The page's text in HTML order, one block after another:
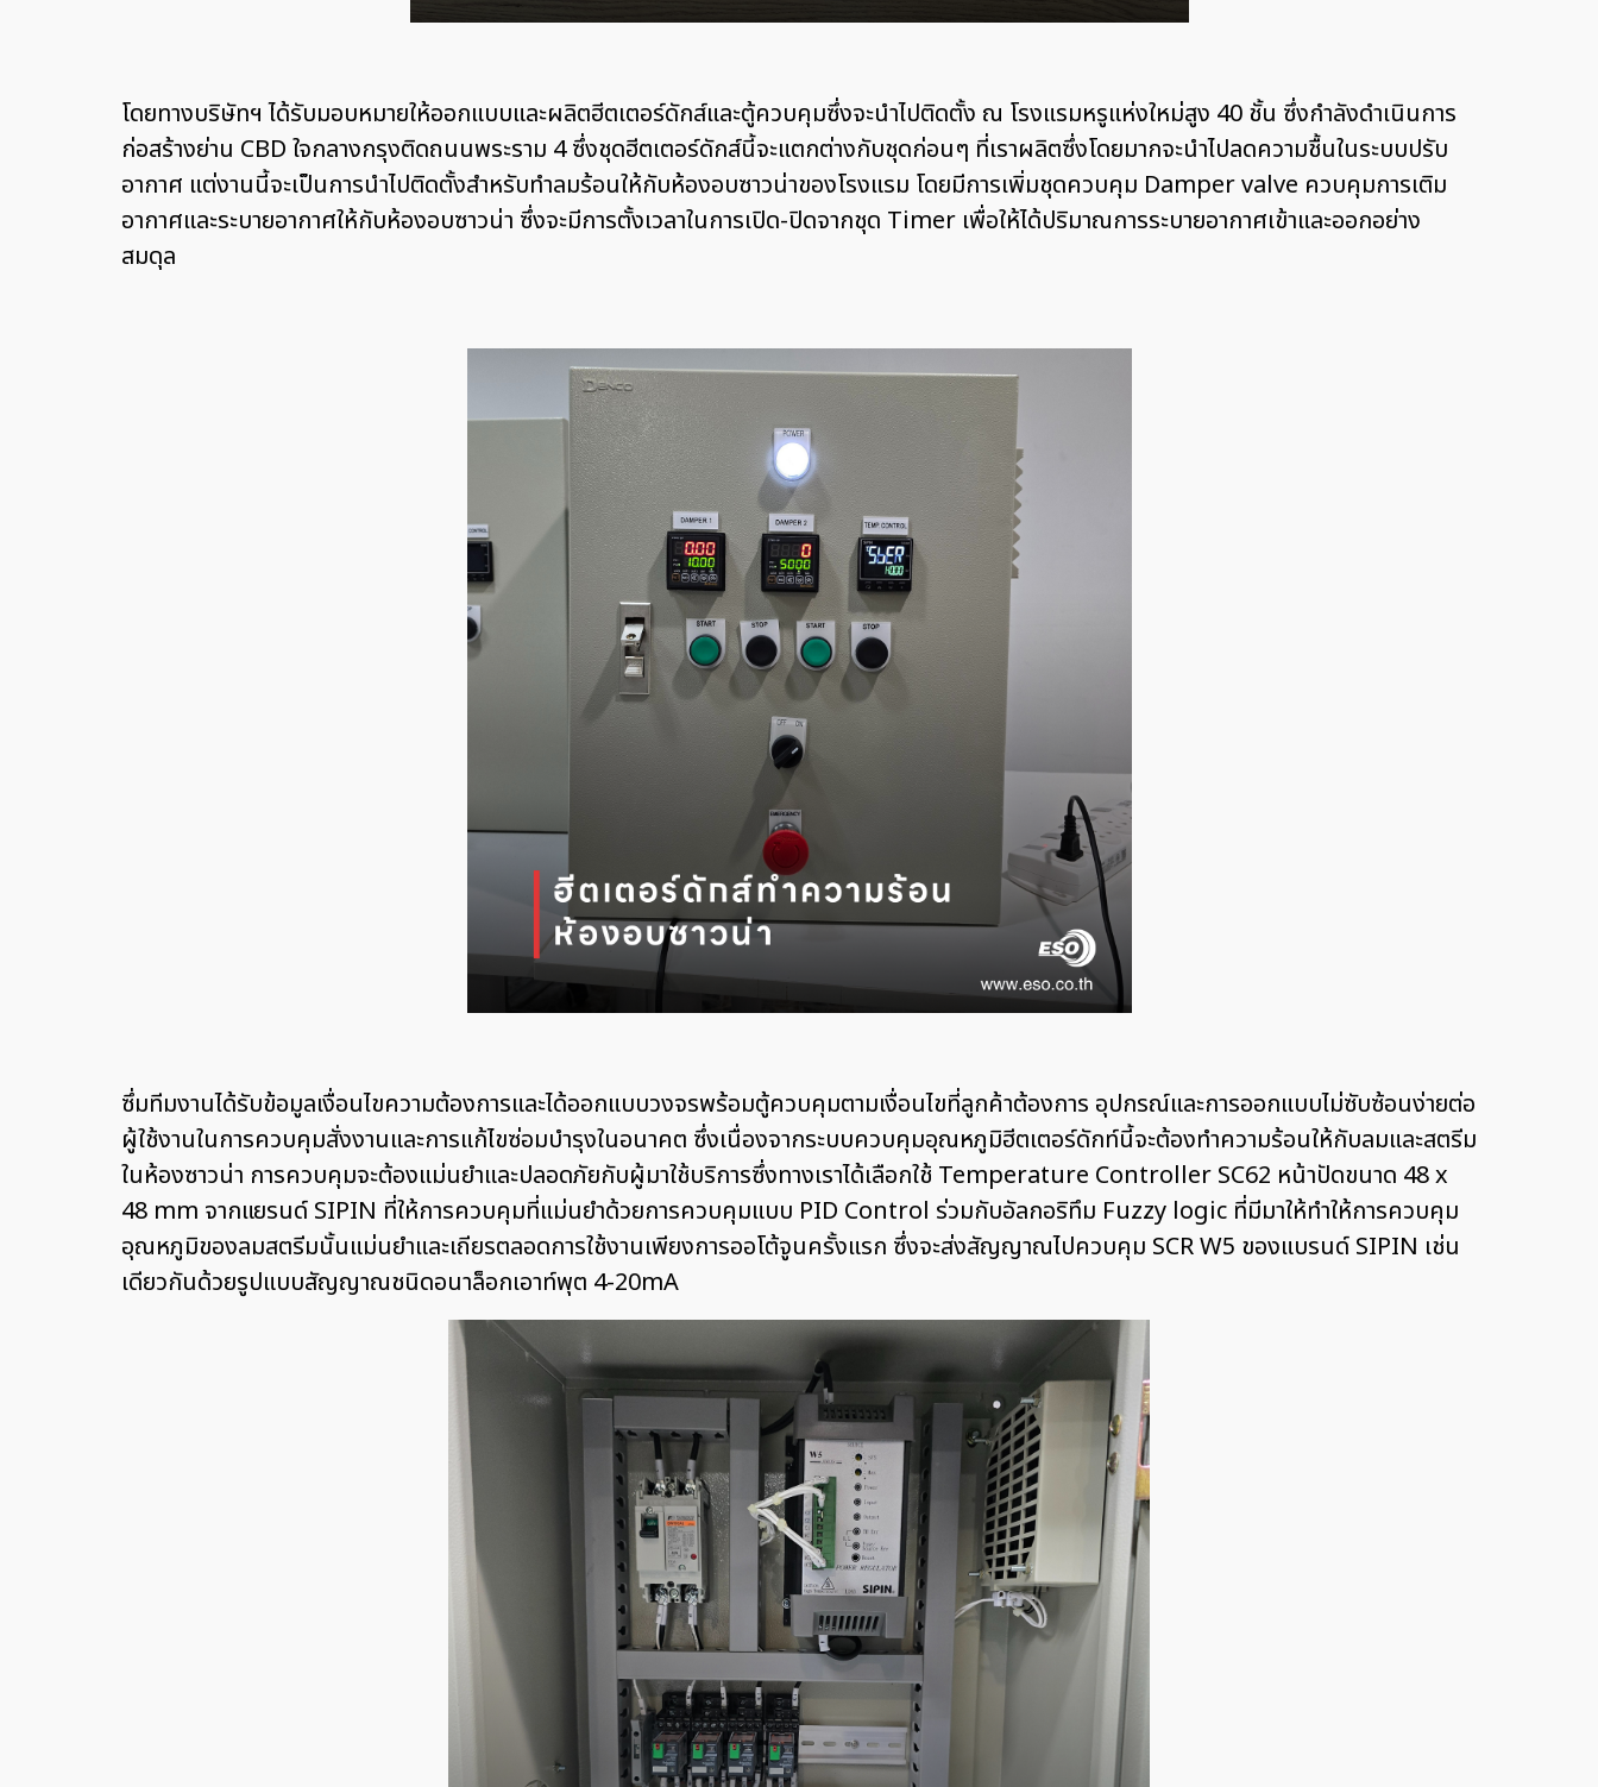
โดยทางบริษัทฯ ได้รับมอบหมายให้ออกแบบและผลิตฮีตเตอร์ดักส์และตู้ควบคุมซึ่งจะนำไปติดตั้ง ณ โรงแรมหรูแห่งใหม่สูง 40 ชั้น ซึ่งกำลังดำเนินการ
ก่อสร้างย่าน CBD ใจกลางกรุงติดถนนพระราม 4 ซึ่งชุดฮีตเตอร์ดักส์นี้จะแตกต่างกับชุดก่อนๆ ที่เราผลิตซึ่งโดยมากจะนำไปลดความชื้นในระบบปรับ
อากาศ แต่งานนี้จะเป็นการนำไปติดตั้งสำหรับทำลมร้อนให้กับห้องอบซาวน่าของโรงแรม โดยมีการเพิ่มชุดควบคุม Damper valve ควบคุมการเติม
อากาศและระบายอากาศให้กับห้องอบซาวน่า ซึ่งจะมีการตั้งเวลาในการเปิด-ปิดจากชุด Timer เพื่อให้ได้ปริมาณการระบายอากาศเข้าและออกอย่าง
สมดุล
ซึ่มทีมงานได้รับข้อมูลเงื่อนไขความต้องการและได้ออกแบบวงจรพร้อมตู้ควบคุมตามเงื่อนไขที่ลูกค้าต้องการ อุปกรณ์และการออกแบบไม่ซับซ้อนง่ายต่อ
ผู้ใช้งานในการควบคุมสั่งงานและการแก้ไขซ่อมบำรุงในอนาคต ซึ่งเนื่องจากระบบควบคุมอุณหภูมิฮีตเตอร์ดักท์นี้จะต้องทำความร้อนให้กับลมและสตรีม
ในห้องซาวน่า การควบคุมจะต้องแม่นยำและปลอดภัยกับผู้มาใช้บริการซึ่งทางเราได้เลือกใช้ Temperature Controller SC62 หน้าปัดขนาด 48 x
48 mm จากแยรนด์ SIPIN ที่ให้การควบคุมที่แม่นยำด้วยการควบคุมแบบ PID Control ร่วมกับอัลกอริทึม Fuzzy logic ที่มีมาให้ทำให้การควบคุม
อุณหภูมิของลมสตรีมนั้นแม่นยำและเถียรตลอดการใช้งานเพียงการออโต้จูนครั้งแรก ซึ่งจะส่งสัญญาณไปควบคุม SCR W5 ของแบรนด์ SIPIN เช่น
เดียวกันด้วยรูปแบบสัญญาณชนิดอนาล็อกเอาท์พุต 4-20mA